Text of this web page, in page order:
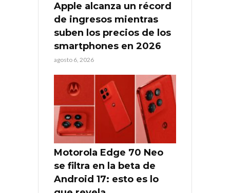
Apple alcanza un récord
de ingresos mientras
suben los precios de los
smartphones en 2026
agosto 6, 2026
Motorola Edge 70 Neo
se filtra en la beta de
Android 17: esto es lo